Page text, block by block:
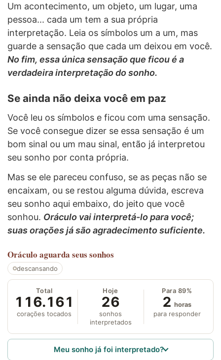
Um acontecimento, um objeto, um lugar, uma
pessoa... cada um tem a sua própria
interpretação. Leia os símbolos um a um, mas
guarde a sensação que cada um deixou em você.
No fim, essa única sensação que ficou é a
verdadeira interpretação do sonho.
Se ainda não deixa você em paz
Você leu os símbolos e ficou com uma sensação.
Se você consegue dizer se essa sensação é um
bom sinal ou um mau sinal, então já interpretou
seu sonho por conta própria.
Mas se ele pareceu confuso, se as peças não se
encaixam, ou se restou alguma dúvida, escreva
seu sonho aqui embaixo, do jeito que você
sonhou. Oráculo vai interpretá-lo para você;
suas orações já são agradecimento suficiente.
Oráculo aguarda seus sonhos
descansando
Total
116.161
corações tocados
Hoje
26
sonhos
interpretados
Para 89%
2 horas
para responder
Meu sonho já foi interpretado?